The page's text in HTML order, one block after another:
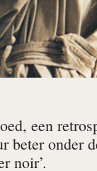
een
beter onder
noir’.